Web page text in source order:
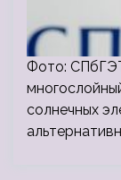
Фото:
солнечных